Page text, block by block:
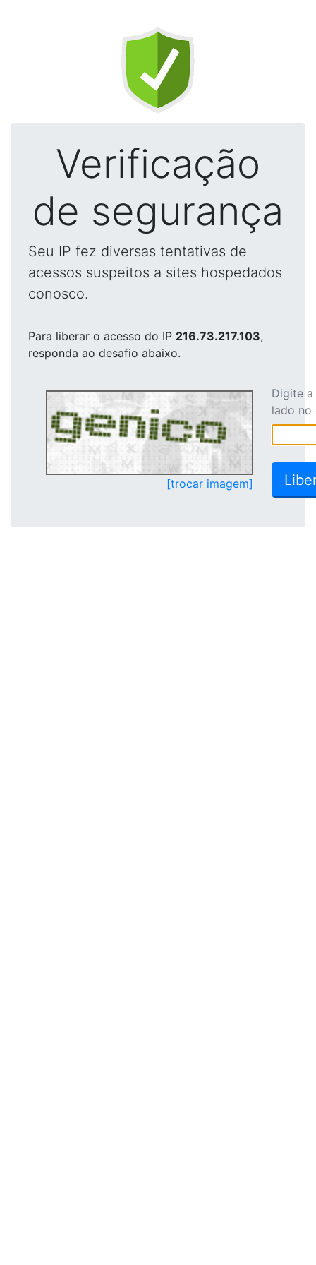
Verificação
de segurança
Seu IP fez diversas tentativas de
acessos suspeitos a sites hospedados
conosco.
Para liberar o acesso do IP 216.73.217.103,
responda ao desafio abaixo.
[trocar imagem]
Digite
lado no